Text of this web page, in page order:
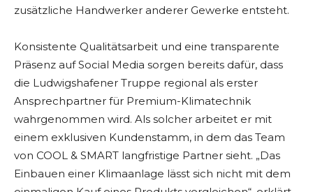
zusätzliche Handwerker anderer Gewerke entsteht.
Konsistente Qualitätsarbeit und eine transparente
Präsenz auf Social Media sorgen bereits dafür, dass
die Ludwigshafener Truppe regional als erster
Ansprechpartner für Premium-Klimatechnik
wahrgenommen wird. Als solcher arbeitet er mit
einem exklusiven Kundenstamm, in dem das Team
von COOL & SMART langfristige Partner sieht. „Das
Einbauen einer Klimaanlage lässt sich nicht mit dem